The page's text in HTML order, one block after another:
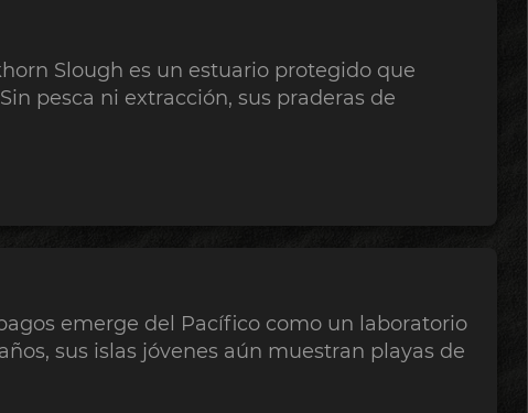
Slough es un estuario protegido que
pesca ni extracción, sus praderas de
emerge del Pacífico como un laboratorio
sus islas jóvenes aún muestran playas de